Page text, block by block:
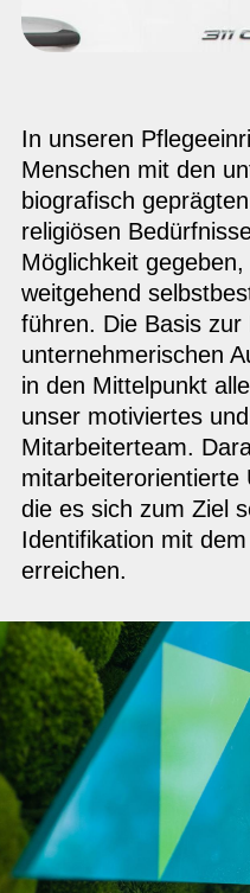
In unseren
Menschen mit den
biografisch
religiösen
Möglichkeit
weitgehend
führen. Die Basis
unternehmerischen
in den Mittelpunkt
unser motiviertes
Mitarbeiterteam.
mitarbeiterorientierte
die es sich zum Ziel
Identifikation mit
erreichen.